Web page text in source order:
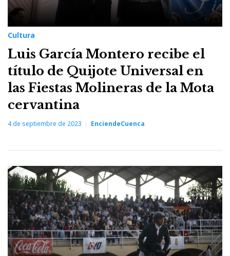
Cultura
Luis García Montero recibe el
título de Quijote Universal en
las Fiestas Molineras de la Mota
cervantina
4 de septiembre de 2023 EnciendeCuenca